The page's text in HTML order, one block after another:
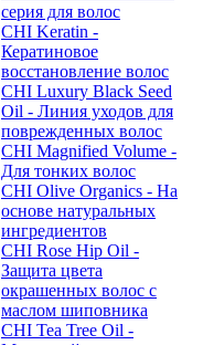
серия для волос
CHI Keratin -
Кератиновое
восстановление волос
CHI Luxury Black Seed
Oil - Линия уходов для
поврежденных волос
CHI Magnified Volume -
Для тонких волос
CHI Olive Organics - На
основе натуральных
ингредиентов
CHI Rose Hip Oil -
Защита цвета
окрашенных волос с
маслом шиповника
CHI Tea Tree Oil -